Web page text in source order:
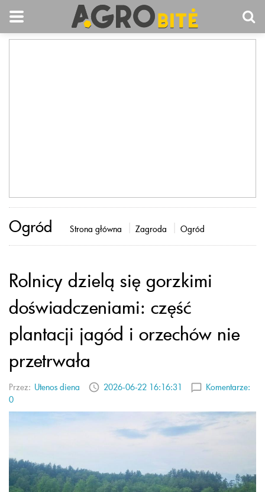
Ogród Strona główna Zagroda Ogród
Rolnicy dzielą się gorzkimi
doświadczeniami: część
plantacji jagód i orzechów nie
przetrwała
Przez: Utenos diena 2026-06-22 16:16:31
Komentarze:
0